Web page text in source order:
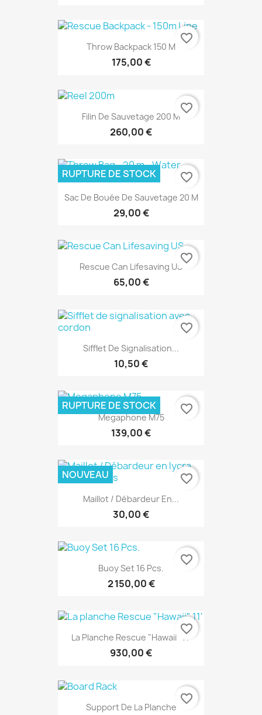
Throw Backpack 150 M
175,00 €
favorite_border
Filin De Sauvetage 200 M
260,00 €
favorite_border
Sac De Bouée De Sauvetage 20 M
29,00 €
RUPTURE DE STOCK favorite_border
Rescue Can Lifesaving US
65,00 €
favorite_border
Sifflet De Signalisation...
10,50 €
favorite_border
Megaphone M75
139,00 €
RUPTURE DE STOCK favorite_border
Maillot / Débardeur En...
30,00 €
NOUVEAU favorite_border
Buoy Set 16 Pcs.
2 150,00 €
favorite_border
La Planche Rescue "Hawaii" 11'
930,00 €
favorite_border
Support De La Planche
favorite_border